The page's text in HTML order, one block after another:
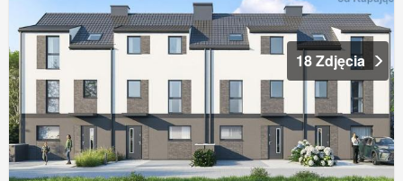
18 Zdjęcia